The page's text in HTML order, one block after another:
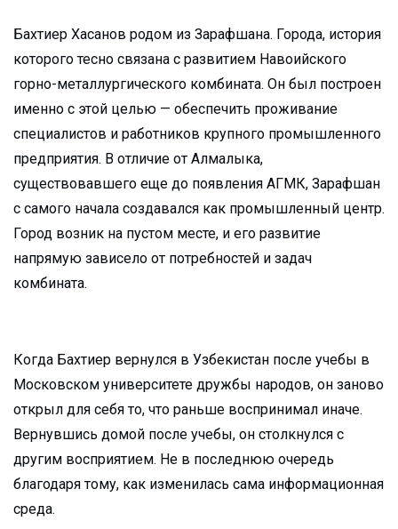
Бахтиер Хасанов родом из Зарафшана. Города, история
которого тесно связана с развитием Навоийского
горно-металлургического комбината. Он был построен
именно с этой целью — обеспечить проживание
специалистов и работников крупного промышленного
предприятия. В отличие от Алмалыка,
существовавшего еще до появления АГМК, Зарафшан
с самого начала создавался как промышленный центр.
Город возник на пустом месте, и его развитие
напрямую зависело от потребностей и задач
комбината.
Когда Бахтиер вернулся в Узбекистан после учебы в
Московском университете дружбы народов, он заново
открыл для себя то, что раньше воспринимал иначе.
Вернувшись домой после учебы, он столкнулся с
другим восприятием. Не в последнюю очередь
благодаря тому, как изменилась сама информационная
среда.